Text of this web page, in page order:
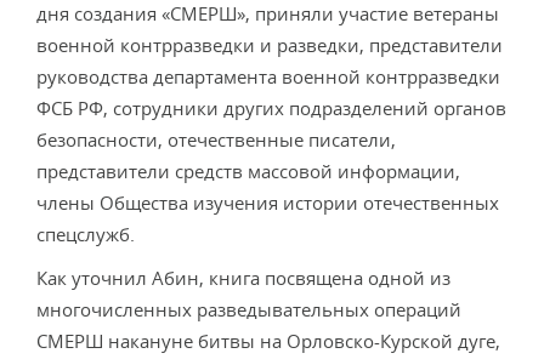
дня создания «СМЕРШ», приняли участие ветераны
военной контрразведки и разведки, представители
руководства департамента военной контрразведки
ФСБ РФ, сотрудники других подразделений органов
безопасности, отечественные писатели,
представители средств массовой информации,
члены Общества изучения истории отечественных
спецслужб.
Как уточнил Абин, книга посвящена одной из
многочисленных разведывательных операций
СМЕРШ накануне битвы на Орловско-Курской дуге,